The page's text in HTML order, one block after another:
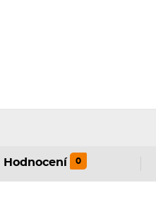
Hodnocení 0